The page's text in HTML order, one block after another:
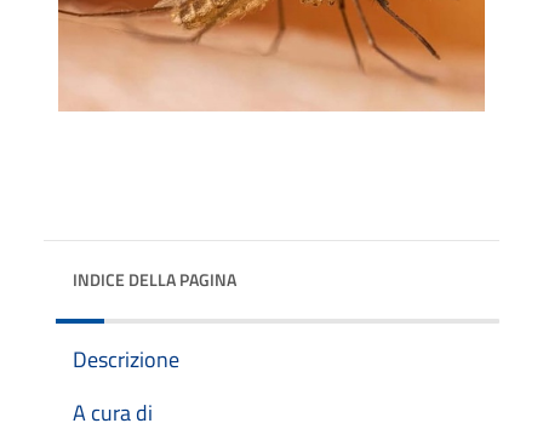
INDICE DELLA PAGINA
Descrizione
A cura di